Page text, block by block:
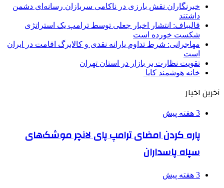
خبرنگاران نقش بارزی در ناکامی سربازان رسانه‌ای دشمن
داشتند
قالیباف: انتشار اخبار جعلی توسط ترامپ یک استراتژی
شکست خورده است
مهاجرانی: شرط تداوم یارانه نقدی و کالابرگ اقامت در ایران
است
تقویت نظارت بر بازار در استان تهران
خانه هوشمند کایا
آخرین اخبار
3 هفته پیش
پاره کردن امضای ترامپ پای لانچر موشک‌های
سپاه پاسداران
3 هفته پیش